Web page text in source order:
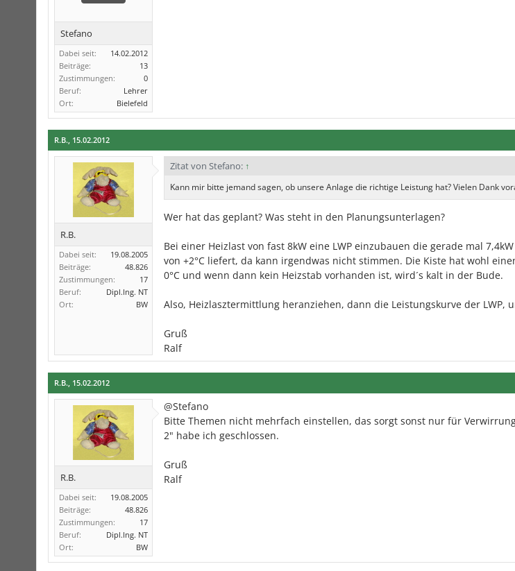
Stefano
Dabei seit:
14.02.2012
Beiträge:
13
Zustimmungen:
0
Beruf:
Lehrer
Ort:
Bielefeld
R.B., 15.02.2012
R.B.
Dabei seit:
19.08.2005
Beiträge:
48.826
Zustimmungen:
17
Beruf:
Dipl.Ing. NT
Ort:
BW
Zitat von Stefano: ↑
Kann mir bitte jemand sagen, ob unsere Anlage die richtige Leistung hat? Vielen Dank
Wer hat das geplant? Was steht in den Planungsunterlagen?
Bei einer Heizlast von fast 8kW eine LWP einzubauen die gerade mal
von +2°C liefert, da kann irgendwas nicht stimmen. Die Kiste hat wohl
0°C und wenn dann kein Heizstab vorhanden ist, wird´s kalt in der Bude.
Also, Heizlasztermittlung heranziehen, dann die Leistungskurve der LWP,
Gruß
Ralf
R.B., 15.02.2012
R.B.
Dabei seit:
19.08.2005
Beiträge:
48.826
Zustimmungen:
17
Beruf:
Dipl.Ing. NT
Ort:
BW
@Stefano
Bitte Themen nicht mehrfach einstellen, das sorgt sonst nur für
2" habe ich geschlossen.
Gruß
Ralf